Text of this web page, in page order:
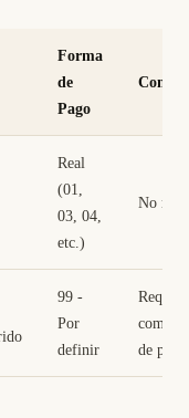
Forma
de
Pago
Real
(01,
03, 04,
etc.)
No
99 -
Por
definir
de pago